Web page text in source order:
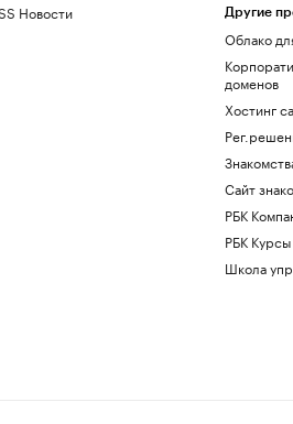
Новости Другие
Облако
доменов
Хостинг
Сайт
РБК
РБК Курсы
Школа